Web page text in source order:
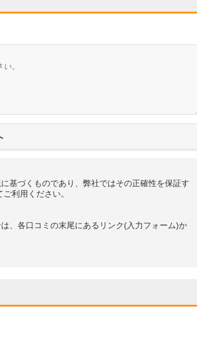
基づくものであり、弊社ではその正確性を保証す
利用ください。
、各口コミの末尾にあるリンク(入力フォーム)か